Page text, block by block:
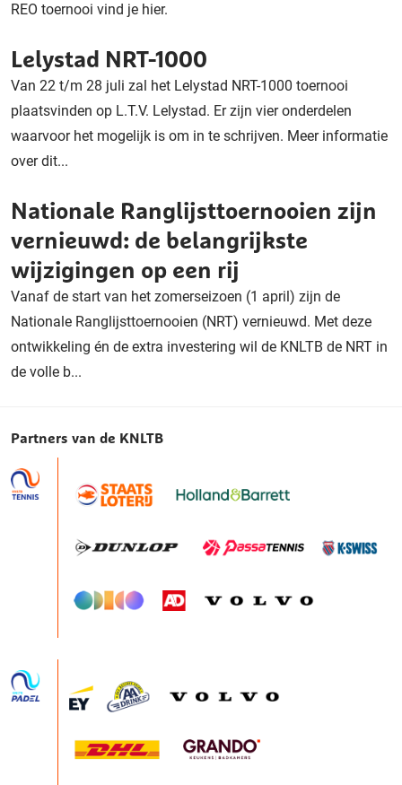
REO toernooi vind je hier.
Lelystad NRT-1000
Van 22 t/m 28 juli zal het Lelystad NRT-1000 toernooi
plaatsvinden op L.T.V. Lelystad. Er zijn vier onderdelen
waarvoor het mogelijk is om in te schrijven. Meer informatie
over dit...
Nationale Ranglijsttoernooien zijn
vernieuwd: de belangrijkste
wijzigingen op een rij
Vanaf de start van het zomerseizoen (1 april) zijn de
Nationale Ranglijsttoernooien (NRT) vernieuwd. Met deze
ontwikkeling én de extra investering wil de KNLTB de NRT in
de volle b...
Partners van de KNLTB